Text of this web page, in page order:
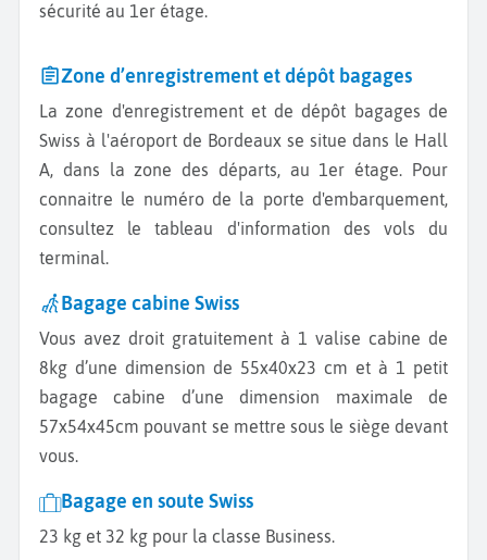
sécurité au 1er étage.
Zone d’enregistrement et dépôt bagages
La zone d'enregistrement et de dépôt bagages de
Swiss à l'aéroport de Bordeaux se situe dans le Hall
A, dans la zone des départs, au 1er étage. Pour
connaitre le numéro de la porte d'embarquement,
consultez le tableau d'information des vols du
terminal.
Bagage cabine Swiss
Vous avez droit gratuitement à 1 valise cabine de
8kg d’une dimension de 55x40x23 cm et à 1 petit
bagage cabine d’une dimension maximale de
57x54x45cm pouvant se mettre sous le siège devant
vous.
Bagage en soute Swiss
23 kg et 32 kg pour la classe Business.